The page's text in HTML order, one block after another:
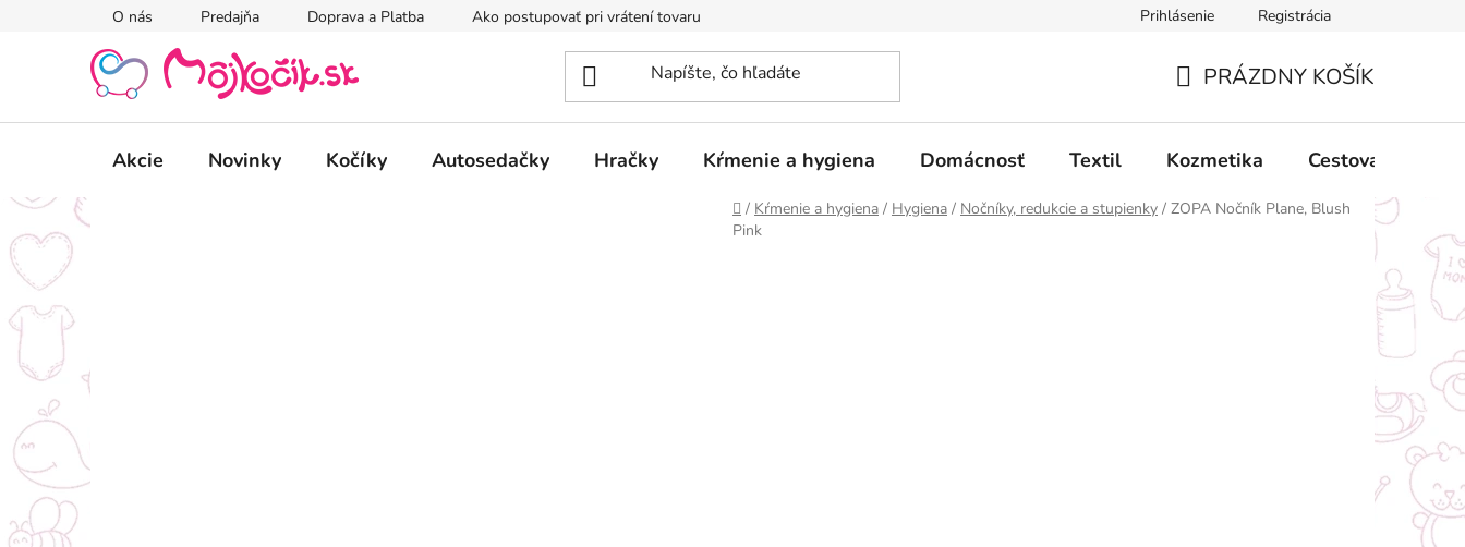
O nás Predajňa Doprava a Platba Ako postupovať pri vrátení tovaru Obchodné podmienky Podmienky ochrany
Prihlásenie Registrácia
KOŠÍK
PRÁZDNY KOŠÍK
Akcie Novinky Kočíky Autosedačky Hračky Kŕmenie a hygiena Domácnosť Textil Kozmetika Cestovanie
Domov
/ Kŕmenie a hygiena / Hygiena / Nočníky, redukcie a stupienky / ZOPA Nočník Plane, Blush
Pink